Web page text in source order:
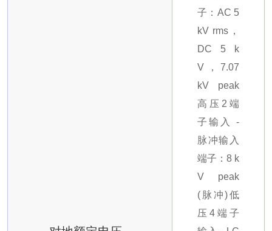
子：AC 5
kV rms，
DC 5 k
V，7.07
kV peak
高压2端
子输入 -
脉冲输入
端子：8 k
V peak
(脉冲)低
压4端子